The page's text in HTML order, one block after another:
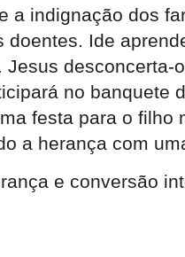
a indignação dos
Ide
desconcerta-
no banquete
festa para o filho
a herança com
e conversão